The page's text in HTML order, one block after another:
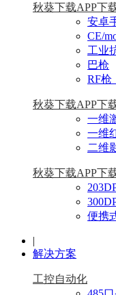
秋葵下载APP下
安卓
CE/
工业
巴枪
RF枪
秋葵下载APP下
一维
一维
二维
秋葵下载APP下
便携
|
解决方案
工控自动化